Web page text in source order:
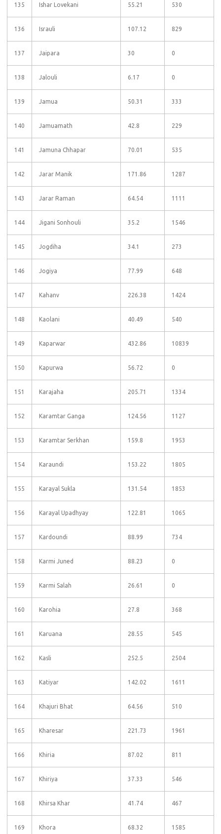
135 Ishar Lovekani 55.21 530
136 Israuli 107.12 829
137 Jaipara 30 0
138 Jalouli 6.17 0
139 Jamua 50.31 333
140 Jamuamath 42.8 229
141 Jamuna Chhapar 70.01 535
142 Jarar Manik 171.86 1287
143 Jarar Raman 64.54 1111
144 Jigani Sonhouli 35.2 1546
145 Jogdiha 34.1 273
146 Jogiya 77.99 648
147 Kahanv 226.38 1424
148 Kaolani 40.49 540
149 Kaparwar 432.86 10839
150 Kapurwa 56.72 0
151 Karajaha 205.71 1334
152 Karamtar Ganga 124.56 1127
153 Karamtar Serkhan 159.8 1953
154 Karaundi 153.22 1805
155 Karayal Sukla 131.54 1853
156 Karayal Upadhyay 122.81 1065
157 Kardoundi 88.99 734
158 Karmi Juned 88.23 0
159 Karmi Salah 26.61 0
160 Karohia 27.8 368
161 Karuana 28.55 545
162 Kasli 252.5 2504
163 Katiyar 142.02 1611
164 Khajuri Bhat 64.56 510
165 Kharesar 221.73 1961
166 Khiria 87.02 811
167 Khiriya 37.33 546
168 Khirsa Khar 41.74 467
169 Khora 68.32 1585